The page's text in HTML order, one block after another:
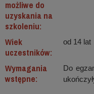
możliwe do
uzyskania na
szkoleniu:
Wiek
uczestników:
od 14 lat
Wymagania
wstępne:
Do